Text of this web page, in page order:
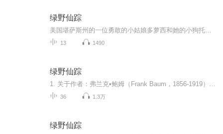
绿野仙踪
13 1490
绿野仙踪
36 1.3万
绿野仙踪